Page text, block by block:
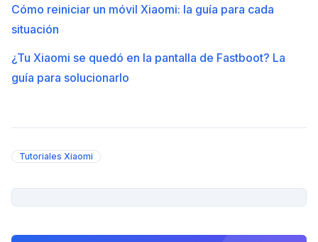
Cómo reiniciar un móvil Xiaomi: la guía para cada
situación
¿Tu Xiaomi se quedó en la pantalla de Fastboot? La
guía para solucionarlo
Tutoriales Xiaomi